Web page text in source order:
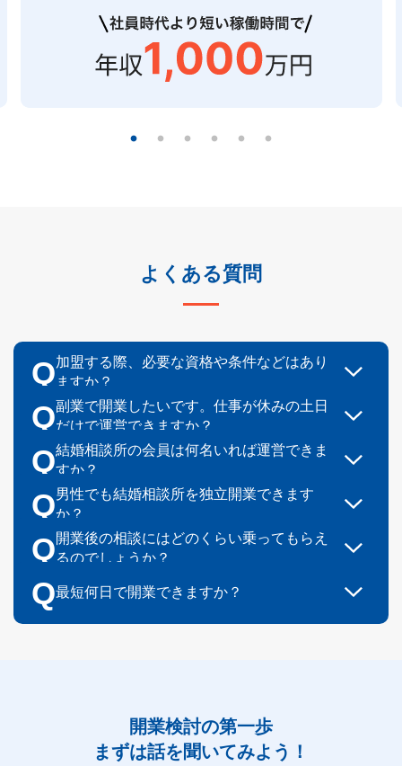
よくある質問
Q加盟する際、必要な資格や条件などはあり
ますか？
A 加盟に特別な資格は不要
で、個人でも始められま
す。ただし、IBJでは会員様や加盟店の皆様の安心
を守るため、一定の審査を行っております。
Q副業で開業したいです。仕事が休みの土日
だけで運営できますか？
A 副業として土日だけの運営も可能です。入会面談
やお見合いの対応は週末に集中しやすく、平日は
メッセージの確認や返信程度で対応できるケース
も多いです。IBJの専用アプリでスキマ時間にも対
応可能です。会員数が30名を超える頃には、
本業
す。
Q結婚相談所の会員は何名いれば運営できま
すか？
A 結婚相談所は会員1名からでも運営可能です
後は約
名のIBJの会員ネットワークを活用
できるため、会員が少なくても運営が成り立ちま
す。多くの方が友人や知人の紹介から小さくスタ
ートし、実績を積んだ後に拡大するステップを踏
まれています。
Q男性でも結婚相談所を独立開業できます
か？
A 男性でも結婚相談所の開業は可能
で、実際に20～
30代の男性も多く活躍しています。「婚活業界に
将来性を感じた」「自分の婚活経験を活かした
い」という理由で開業する方が多く、20代の男性
Q開業後の相談にはどのくらい乗ってもらえ
るのでしょうか？
A「連絡ボックス」からメールで相談でき、内容に
よっては電話対応も行います。会員様への対応方
Q最短何日で開業できますか？
A
開業検討の第一歩
まずは話を聞いてみよう！